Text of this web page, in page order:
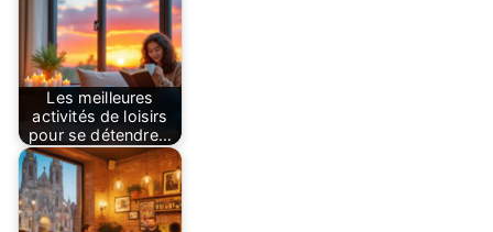
Les meilleures
activités de loisirs
pour se détendre…